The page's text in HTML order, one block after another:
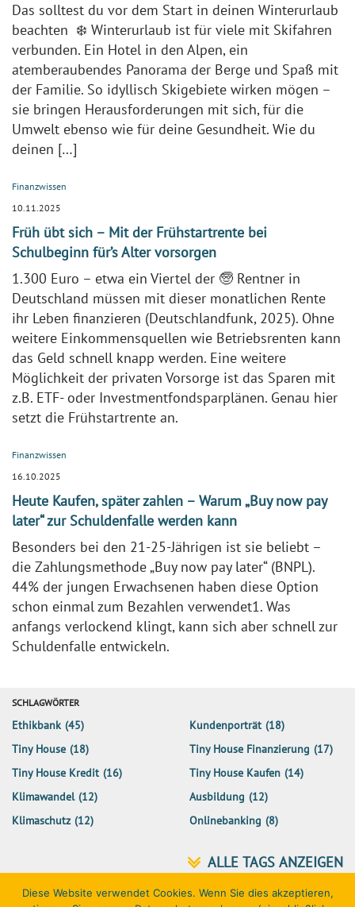
Das solltest du vor dem Start in deinen Winterurlaub
beachten ❄️ Winterurlaub ist für viele mit Skifahren
verbunden. Ein Hotel in den Alpen, ein
atemberaubendes Panorama der Berge und Spaß mit
der Familie. So idyllisch Skigebiete wirken mögen –
sie bringen Herausforderungen mit sich, für die
Umwelt ebenso wie für deine Gesundheit. Wie du
deinen […]
Finanzwissen
10.11.2025
Früh übt sich – Mit der Frühstartrente bei
Schulbeginn für’s Alter vorsorgen
1.300 Euro – etwa ein Viertel der 🧓 Rentner in
Deutschland müssen mit dieser monatlichen Rente
ihr Leben finanzieren (Deutschlandfunk, 2025). Ohne
weitere Einkommensquellen wie Betriebsrenten kann
das Geld schnell knapp werden. Eine weitere
Möglichkeit der privaten Vorsorge ist das Sparen mit
z.B. ETF- oder Investmentfondsparplänen. Genau hier
setzt die Frühstartrente an.
Finanzwissen
16.10.2025
Heute Kaufen, später zahlen – Warum „Buy now pay
later“ zur Schuldenfalle werden kann
Besonders bei den 21-25-Jährigen ist sie beliebt –
die Zahlungsmethode „Buy now pay later“ (BNPL).
44% der jungen Erwachsenen haben diese Option
schon einmal zum Bezahlen verwendet1. Was
anfangs verlockend klingt, kann sich aber schnell zur
Schuldenfalle entwickeln.
SCHLAGWÖRTER
Ethikbank (45) Kundenporträt (18)
Tiny House (18) Tiny House Finanzierung (17)
Tiny House Kredit (16) Tiny House Kaufen (14)
Klimawandel (12) Ausbildung (12)
Klimaschutz (12) Onlinebanking (8)
Diese Website verwendet Cookies. Wenn Sie dies akzeptieren,